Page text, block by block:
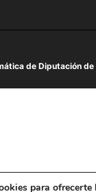
de Diputación
para ofrecerte